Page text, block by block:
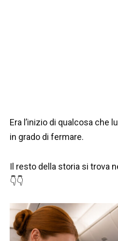
Era l’inizio di qualcosa che
in grado di fermare.
Il resto della storia si trova
👇👇